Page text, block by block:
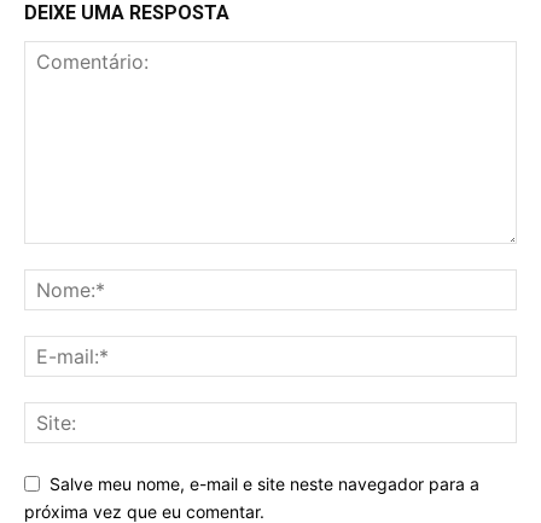
DEIXE UMA RESPOSTA
Salve meu nome, e-mail e site neste navegador para a
próxima vez que eu comentar.